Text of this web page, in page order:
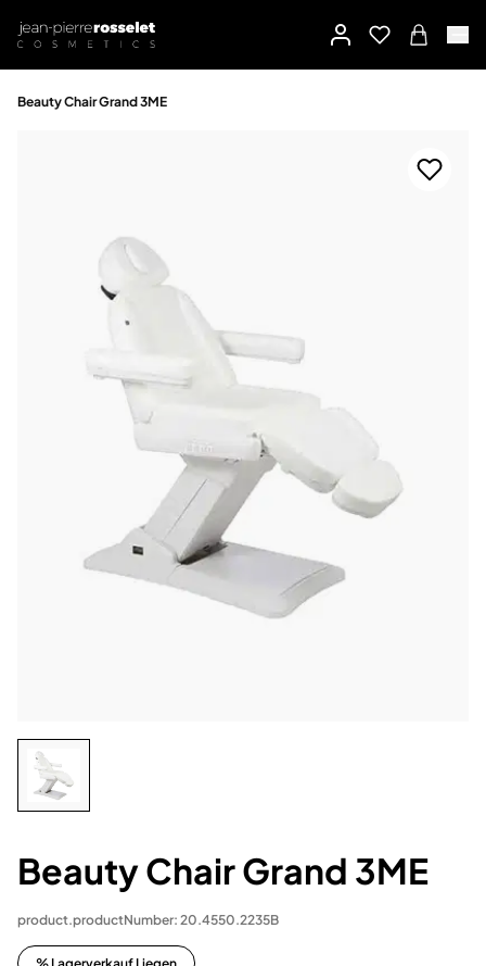
Beauty Chair Grand 3ME
Beauty Chair Grand 3ME
product.productNumber: 20.4550.2235B